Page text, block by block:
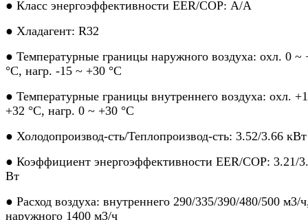
● Класс энергоэффективности EER/COP: А/А
● Хладагент: R32
● Температурные границы наружного воздуха: охл. 0 ~
°C, нагр. -15 ~ +30 °C
● Температурные границы внутреннего воздуха: охл.
+32 °C, нагр. 0 ~ +30 °C
● Холодопроизвод-сть/Теплопроизвод-сть: 3.52/3.66 кВт
● Коэффициент энергоэффективности EER/COP: 3.21/
Вт
● Расход воздуха: внутреннего 290/335/390/480/500 м3/
наружного 1400 м3/ч